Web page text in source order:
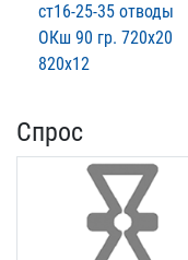
ст16-25-35 отводы
ОКш 90 гр. 720х20
820х12
Спрос